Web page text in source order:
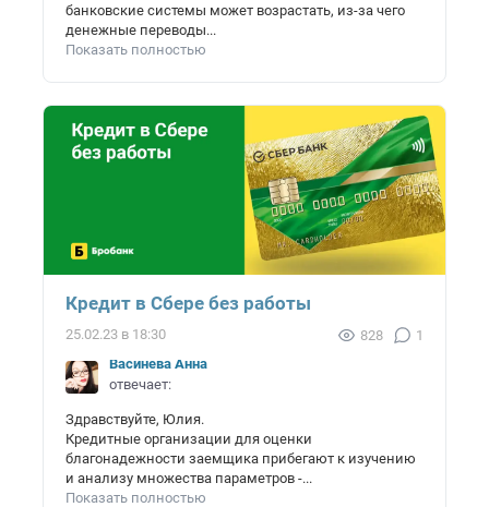
банковские системы может возрастать, из-за чего
денежные переводы...
Показать полностью
Кредит в Сбере без работы
25.02.23 в 18:30 828
1
Васинёва Анна
отвечает:
Здравствуйте, Юлия.
Кредитные организации для оценки
благонадежности заемщика прибегают к изучению
и анализу множества параметров -...
Показать полностью